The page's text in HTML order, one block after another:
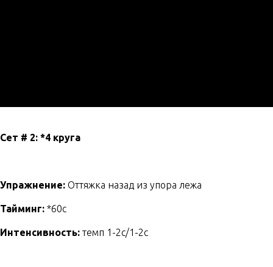
Сет # 2: *4 круга
Упражнение: Оттяжка назад из упора лежа
Тайминг: *60с
Интенсивность: темп 1-2с/1-2с